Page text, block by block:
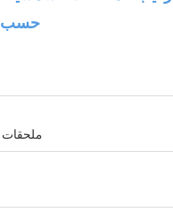
حسب
ملحقات